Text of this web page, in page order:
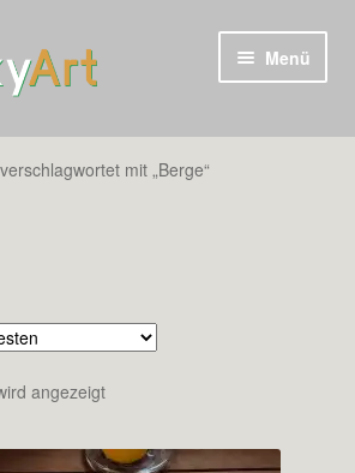
Menü
mit „Berge“
angezeigt